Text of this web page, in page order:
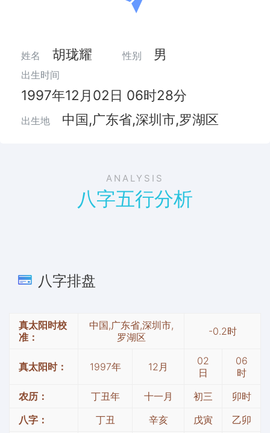
姓名 胡珑耀 性别 男
出生时间
1997年12月02日 06时28分
出生地 中国,广东省,深圳市,罗湖区
ANALYSIS
八字五行分析
八字排盘
真太阳时校
准：
中国,广东省,深圳市,
罗湖区
-0.2时
真太阳时： 1997年 12月
02
日
06
时
农历：
丁丑年 十一月 初三
卯时
八字：
丁丑 辛亥 戊寅
乙卯